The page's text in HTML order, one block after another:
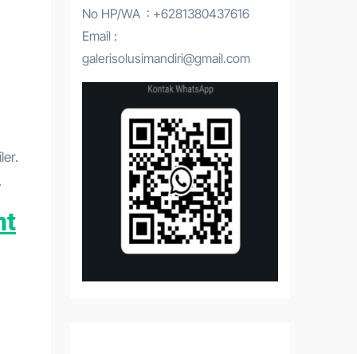
No HP/WA : +6281380437616
Email :
galerisolusimandiri@gmail.com